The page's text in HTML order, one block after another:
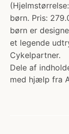
børn. Pris:
børn er
et legende
Cykelpartner.
Dele af
med hjælp fra